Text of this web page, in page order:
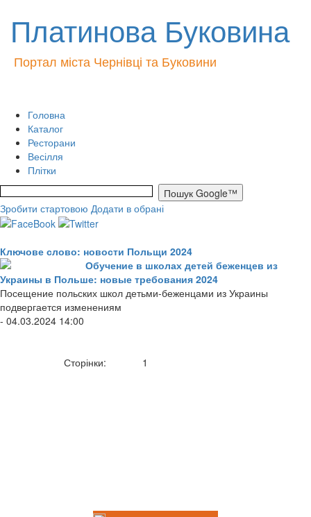
Платинова Буковина
Портал міста Чернівці та Буковини
Головна
Каталог
Ресторани
Весілля
Плітки
Зробити стартовою Додати в обрані
Ключове слово: новости Польщи 2024
Обучение в школах детей беженцев из
Украины в Польше: новые требования 2024
Посещение польских школ детьми-беженцами из Украины
подвергается изменениям
- 04.03.2024 14:00
Сторінки: 1